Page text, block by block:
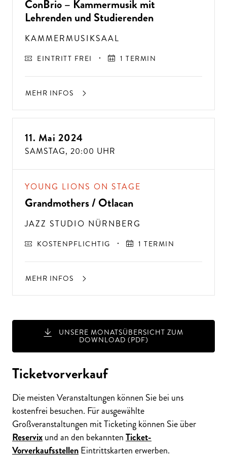
A
USSER
G
EW
Ö
H
N
LIC
H
E K
O
N
ZER
TER
LEBN
ISSE
S
T
E
H
E
N
SI
E
A
U
F
P
E
R
F
O
R
M
A
N
C
E
S
?
ConBrio – Kammermusik mit
Lehrenden und Studierenden
KAMMERMUSIKSAAL
EINTRITT FREI 1 TERMIN
MEHR INFOS
11. Mai 2024
SAMSTAG, 20:00 UHR
YOUNG LIONS ON STAGE
Grandmothers / Otlacan
JAZZ STUDIO NÜRNBERG
KOSTENPFLICHTIG 1 TERMIN
MEHR INFOS
UNSERE MONATSÜBERSICHT ZUM
DOWNLOAD (PDF)
Ticketvorverkauf
Die meisten Veranstaltungen können Sie bei uns
kostenfrei besuchen. Für ausgewählte
Großveranstaltungen mit Ticketing können Sie über
Reservixund an den bekanntenTicket-
VorverkaufsstellenEintrittskarten erwerben.